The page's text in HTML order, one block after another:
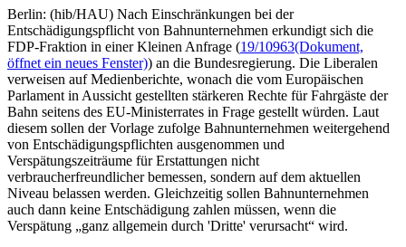
Berlin: (hib/HAU) Nach Einschränkungen bei der
Entschädigungspflicht von Bahnunternehmen erkundigt sich die
FDP-Fraktion in einer Kleinen Anfrage (19/10963(Dokument,
öffnet ein neues Fenster)) an die Bundesregierung. Die Liberalen
verweisen auf Medienberichte, wonach die vom Europäischen
Parlament in Aussicht gestellten stärkeren Rechte für Fahrgäste der
Bahn seitens des EU-Ministerrates in Frage gestellt würden. Laut
diesem sollen der Vorlage zufolge Bahnunternehmen weitergehend
von Entschädigungspflichten ausgenommen und
Verspätungszeiträume für Erstattungen nicht
verbraucherfreundlicher bemessen, sondern auf dem aktuellen
Niveau belassen werden. Gleichzeitig sollen Bahnunternehmen
auch dann keine Entschädigung zahlen müssen, wenn die
Verspätung „ganz allgemein durch 'Dritte' verursacht“ wird.